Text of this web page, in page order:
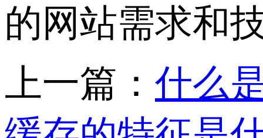
的网站需求和
上一篇： 什么